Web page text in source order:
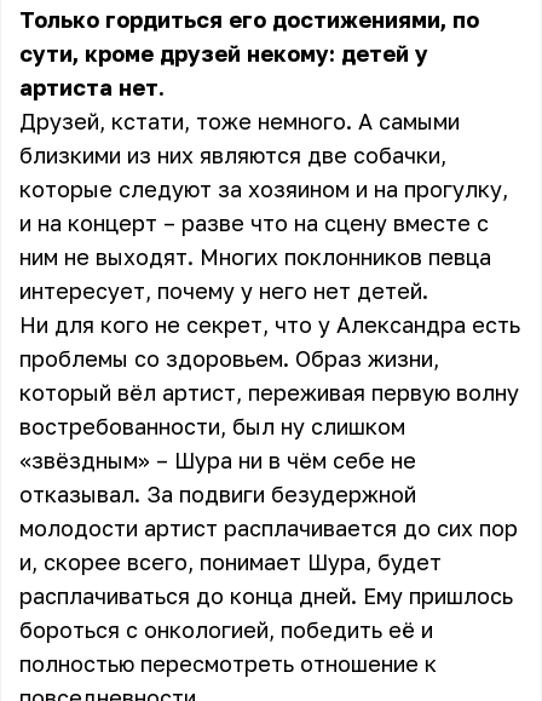
Только гордиться его достижениями, по
сути, кроме друзей некому: детей у
артиста нет.
Друзей, кстати, тоже немного. А самыми
близкими из них являются две собачки,
которые следуют за хозяином и на прогулку,
и на концерт – разве что на сцену вместе с
ним не выходят. Многих поклонников певца
интересует, почему у него нет детей.
Ни для кого не секрет, что у Александра есть
проблемы со здоровьем. Образ жизни,
который вёл артист, переживая первую волну
востребованности, был ну слишком
«звёздным» – Шура ни в чём себе не
отказывал. За подвиги безудержной
молодости артист расплачивается до сих пор
и, скорее всего, понимает Шура, будет
расплачиваться до конца дней. Ему пришлось
бороться с онкологией, победить её и
полностью пересмотреть отношение к